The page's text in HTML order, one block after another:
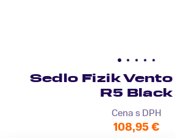
Sedlo Fizik
R5 Black
Cena s DPH
108,95 €